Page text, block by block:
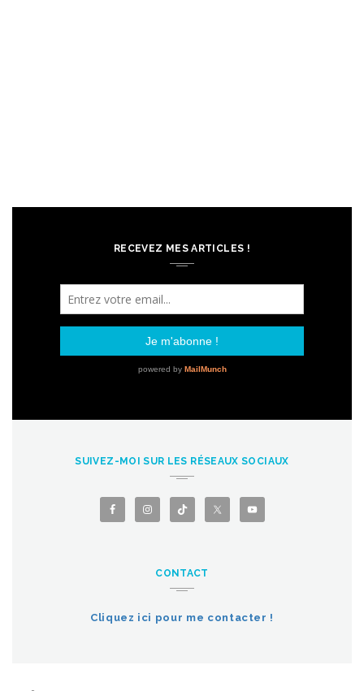
RECEVEZ MES ARTICLES !
SUIVEZ-MOI SUR LES RÉSEAUX SOCIAUX
CONTACT
Cliquez ici pour me contacter !